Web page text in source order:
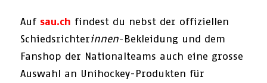
Auf sau.ch findest du nebst der offiziellen
Schiedsrichterinnen-Bekleidung und dem
Fanshop der Nationalteams auch eine grosse
Auswahl an Unihockey-Produkten für